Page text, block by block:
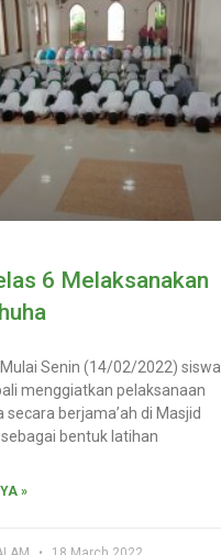
6 Melaksanakan
Senin (14/02/2022) siswa
menggiatkan pelaksanaan
secara berjama’ah di Masjid
bentuk latihan
»